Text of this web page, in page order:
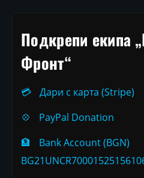
Подкрепи екипа
Фронт“
💳
Дари с карта (Stripe)
💠
PayPal Donation
🏦
Bank Account (BGN)